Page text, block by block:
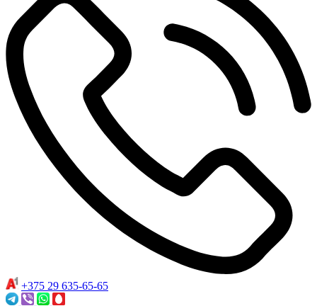
+375 29 635-65-65